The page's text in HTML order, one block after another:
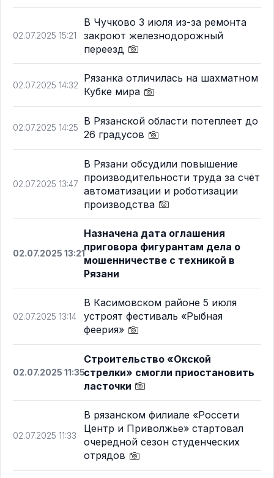
02.07.2025 15:21
В Чучково 3 июля из-за ремонта
закроют железнодорожный
переезд
02.07.2025 14:32
Рязанка отличилась на шахматном
Кубке мира
02.07.2025 14:25
В Рязанской области потеплеет до
26 градусов
02.07.2025 13:47
В Рязани обсудили повышение
производительности труда за счёт
автоматизации и роботизации
производства
02.07.2025 13:21
Назначена дата оглашения
приговора фигурантам дела о
мошенничестве с техникой в
Рязани
02.07.2025 13:14
В Касимовском районе 5 июля
устроят фестиваль «Рыбная
феерия»
02.07.2025 11:35
Строительство «Окской
стрелки» смогли приостановить
ласточки
02.07.2025 11:33
В рязанском филиале «Россети
Центр и Приволжье» стартовал
очередной сезон студенческих
отрядов